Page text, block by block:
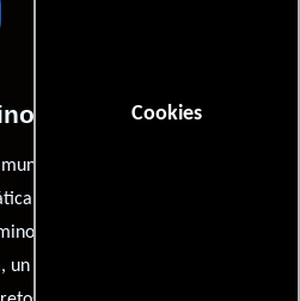
Cookies
de Hollywood, la viuda de un
llega a la ciudad buscando
se cruza con el propietario de
hombre obsesionado con la